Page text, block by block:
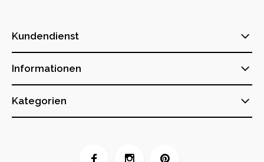
Kundendienst
Informationen
Kategorien